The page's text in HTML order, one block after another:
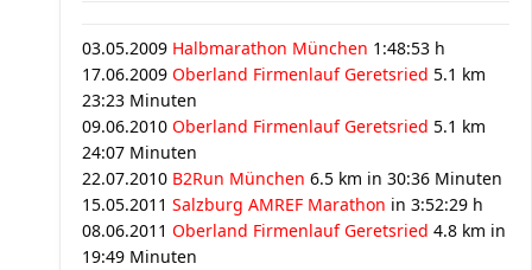
03.05.2009 Halbmarathon München 1:48:53 h
17.06.2009 Oberland Firmenlauf Geretsried 5.1 km
23:23 Minuten
09.06.2010 Oberland Firmenlauf Geretsried 5.1 km
24:07 Minuten
22.07.2010 B2Run München 6.5 km in 30:36 Minuten
15.05.2011 Salzburg AMREF Marathon in 3:52:29 h
08.06.2011 Oberland Firmenlauf Geretsried 4.8 km in
19:49 Minuten